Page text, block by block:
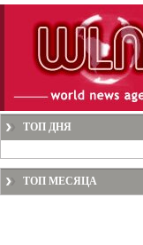
ТОП ДНЯ
ТОП МЕСЯЦА